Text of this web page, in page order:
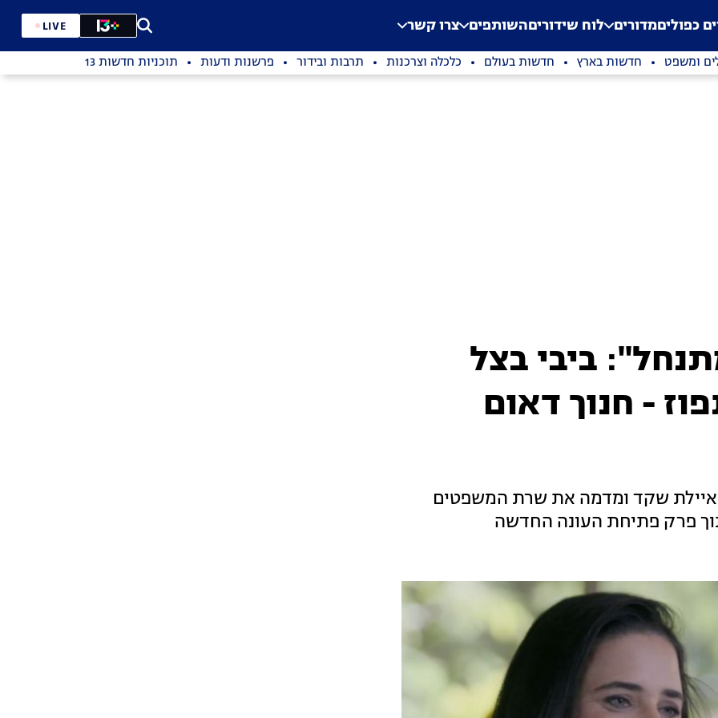
Application error: a
. כפוליםמדורים לוח שידוריםהשותפים צרו קשר LIVE
ומשפט חדשות בארץ חדשות בעולם כלכלה וצרכנות תרבות ובידור פרשנות ודעות תוכניות חדשות 13
ביבי בצל
- חנוך דאום
שקד ומדמה את שרת המשפטים
פרק פתיחת העונה החדשה